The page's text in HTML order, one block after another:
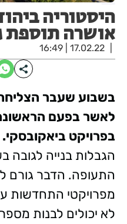
היסטוריה
אושרה תוספת
17.02.22 | 16:49
בשבוע שעבר הצליחה
לאשר בפעם
בפרויקט ביאקובסקי.
הגבלות בנייה
התעופה. הדבר גורם
מפרויקטי התחדשות
לא יכולים לבנות